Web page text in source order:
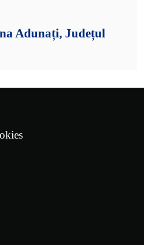
Adunați, Județul